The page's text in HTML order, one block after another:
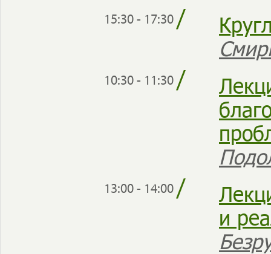
15:30 - 17:30/
10:30 - 11:30/
13:00 - 14:00/
и